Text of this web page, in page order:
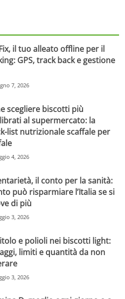
il tuo alleato offline per il
GPS, track back e gestione
7, 2026
scegliere biscotti più
al supermercato: la
list nutrizionale scaffale per
4, 2026
il conto per la sanità:
può risparmiare l’Italia se si
di più
3, 2026
e polioli nei biscotti light:
limiti e quantità da non
3, 2026